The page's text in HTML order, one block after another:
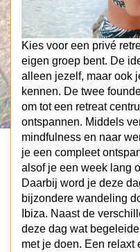
Kies voor een privé
eigen groep bent. De
alleen jezelf, maar ook
kennen. De twee
om tot een retreat
ontspannen. Middels
mindfulness en naar
je een compleet
alsof je een week lang
Daarbij word je deze
bijzondere wandeling
Ibiza. Naast de
deze dag wat
met je doen. Een relaxt